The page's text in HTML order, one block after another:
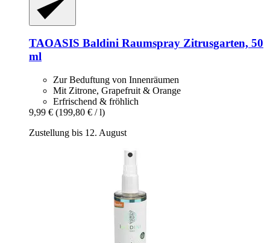
TAOASIS Baldini Raumspray Zitrusgarten, 50
ml
Zur Beduftung von Innenräumen
Mit Zitrone, Grapefruit & Orange
Erfrischend & fröhlich
9,99 € (199,80 € / l)
Zustellung bis 12. August